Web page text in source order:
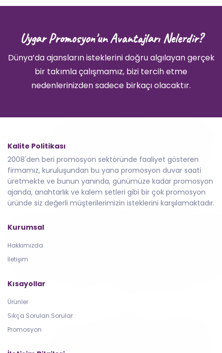
Uygar Promosyon'un Avantajları Nelerdir?
Dünya’da ajansların isteklerini doğru algılayan gerçek
bir takımla çalışmamız, bizi tercih etme
nedenlerinizden sadece birkaçı olacaktır.
Kalite Politikası
2008'den beri promosyon sektöründe faaliyet gösteren
firmamız, kuruluşundan bu yana promosyon duvar saati
üretmekte ve bunun yanında, günümüze kadar promosyon
ajanda, anahtarlık ve kalem setleri gibi bir çok promosyon
üründe siz değerli müşterilerimizin isteklerini karşılamaktadır.
Kurumsal
Hakkımızda
İletişim
Kısayollar
Ürünler
Sıkça Sorulan Sorular
Promosyon